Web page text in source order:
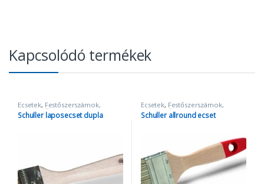
Kapcsolódó termékek
Ecsetek, Festőszerszámok,
kiegészítők
Schuller laposecset dupla
Ecsetek, Festőszerszámok,
kiegészítők
Schuller allround ecset